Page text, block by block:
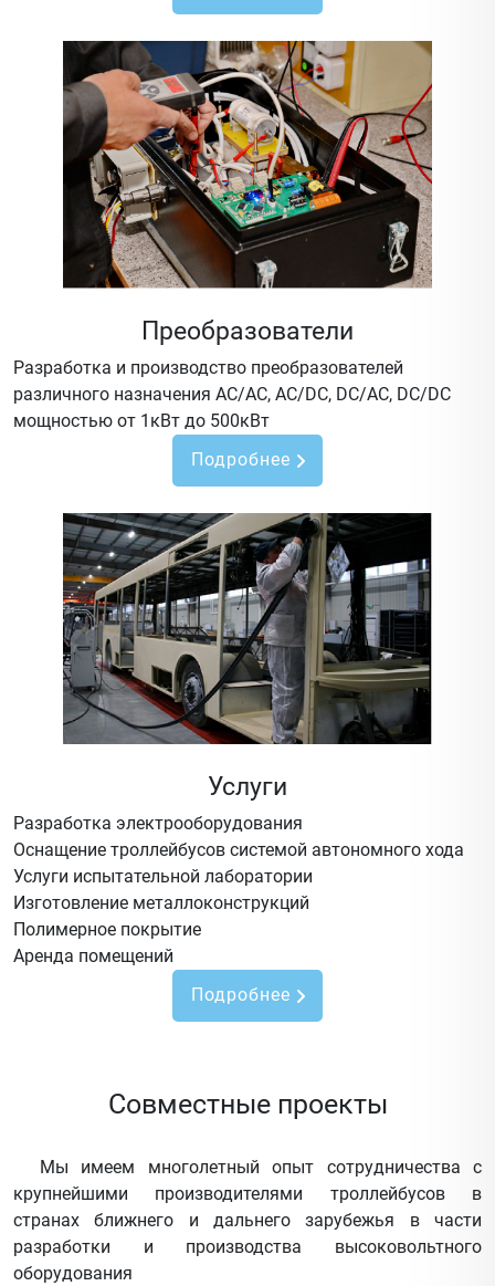
Преобразователи
Разработка и производство преобразователей
различного назначения AC/AC, AC/DC, DC/AC, DC/DC
мощностью от 1кВт до 500кВт
Подробнее
Услуги
Разработка электрооборудования
Оснащение троллейбусов системой автономного хода
Услуги испытательной лаборатории
Изготовление металлоконструкций
Полимерное покрытие
Аренда помещений
Подробнее
Совместные проекты
Мы имеем многолетный опыт сотрудничества с
крупнейшими производителями троллейбусов в
странах ближнего и дальнего зарубежья в части
разработки и производства высоковольтного
оборудования